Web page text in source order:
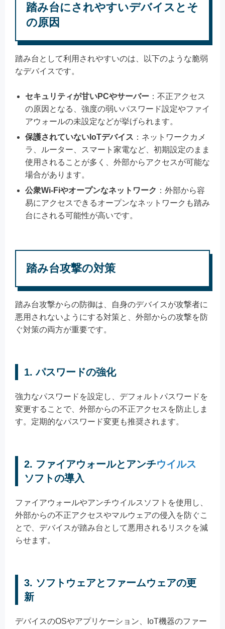
踏み台にされやすいデバイスとそ
の原因
踏み台として利用されやすいのは、以下のような脆弱
なデバイスです。
セキュリティが甘いPCやサーバー ：不正アクセス
の原因となる、強度の弱いパスワード設定やファイ
アウォールの未設定などが挙げられます。
保護されていないIoTデバイス ：ネットワークカメ
ラ、ルーター、スマート家電など、初期設定のまま
使用されることが多く、外部からアクセスが可能な
場合があります。
公衆Wi-Fiやオープンなネットワーク ：外部から容
易にアクセスできるオープンなネットワークも踏み
台にされる可能性が高いです。
踏み台攻撃の対策
踏み台攻撃からの防御は、自身のデバイスが攻撃者に
悪用されないようにする対策と、外部からの攻撃を防
ぐ対策の両方が重要です。
1. パスワードの強化
強力なパスワードを設定し、デフォルトパスワードを
変更することで、外部からの不正アクセスを防止しま
す。定期的なパスワード変更も推奨されます。
2. ファイアウォールとアンチウイルス
ソフトの導入
ファイアウォールやアンチウイルスソフトを使用し、
外部からの不正アクセスやマルウェアの侵入を防ぐこ
とで、デバイスが踏み台として悪用されるリスクを減
らせます。
3. ソフトウェアとファームウェアの更
新
デバイスのOSやアプリケーション、IoT機器のファー